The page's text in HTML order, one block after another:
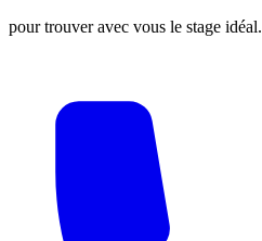
pour trouver avec vous le stage idéal.